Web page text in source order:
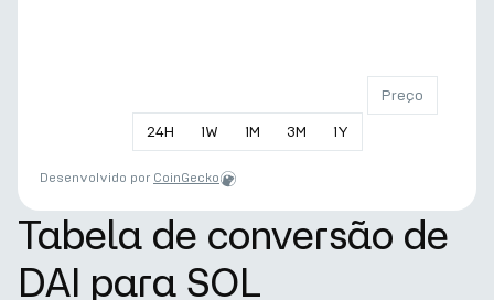
24H 1W 1M 3M 1Y
Preço
Desenvolvido por CoinGecko
Tabela de conversão de
DAI para SOL